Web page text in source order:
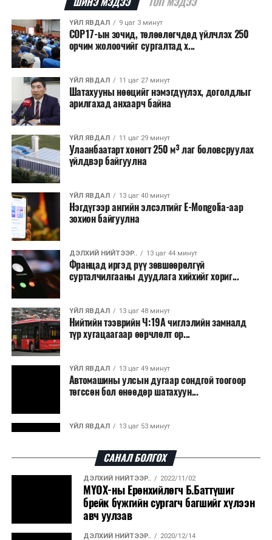
аянгын улмаас үүсээгүй гэж үзэж байгаа аж.
Одоогоор АНУ даяар 13 мужид 90 гаруй томоохон ой,
хээрийн түймэр идэвхтэй үргэлжилж байгаагийн
талаас илүү нь Орегон болон Вашингтон мужид
бүртгэгдсэн байна. Цаг уурын байгууллагууд ойрын
өдрүүдэд агаарын температур дахин огцом
нэмэгдэж, хуурайшилт эрчимжих төлөвтэй байгааг
анхааруулсан бөгөөд энэ нь гал унтраах ажиллагаанд
шинэ сорилт учруулж болзошгүйг онцолжээ.
ҮЙЛ ЯВДАЛ 9 цаг 3 минут
COP17-ын зочид, төлөөлөгчдөд үйлчлэх 250
орчим жолоочийг сургалтад х...
ҮЙЛ ЯВДАЛ 11 цаг 27 минут
Шатахууны нөөцийг нэмэгдүүлэх, доголдлыг
арилгахад анхаарч байна
ҮЙЛ ЯВДАЛ 11 цаг 29 минут
Улаанбаатарт хоногт 250 м³ лаг боловсруулах
үйлдвэр байгуулна
ҮЙЛ ЯВДАЛ 13 цаг 40 минут
Нэгдүгээр ангийн элсэлтийг E-Mongolia-аар
зохион байгуулна
ДЭЛХИЙ НИЙТЭЭР.. 13 цаг 44 минут
Францад иргэд рүү зөвшөөрөлгүй
сурталчилгааны дуудлага хийхийг хориг...
ҮЙЛ ЯВДАЛ 13 цаг 48 минут
Нийтийн тээврийн Ч:19А чиглэлийн замналд
түр хугацаагаар өөрчлөлт ор...
ҮЙЛ ЯВДАЛ 13 цаг 49 минут
Автомашины улсын дугаар сондгой тоогоор
төгссөн бол өнөөдөр шатахуун...
ҮЙЛ ЯВДАЛ 13 цаг 53 минут
ДЭЛХИЙ НИЙТЭЭР..
“Уралдронзавод” компанийн ерөнхий
захирлын автомашиныг дэлбэлжээ...
САНАЛ БОЛГОХ
ДЭЛХИЙ НИЙТЭЭР.. 2022/11/02
МҮОХ-ны Ерөнхийлөгч Б.Баттүшиг
брейк бүжгийн сургагч багшийг хүлээн
авч уулзав
ДЭЛХИЙ НИЙТЭЭР.. 2020/12/14